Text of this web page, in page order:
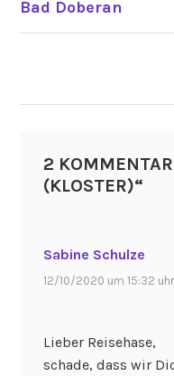
Bad Doberan
2
(KLOSTER)“
Sabine Schulze
12/10/2020 um 15:32 uhr
Lieber Reisehase,
schade, dass wir